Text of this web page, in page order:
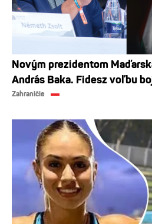
Novým prezidentom
András Baka. Fidesz voľbu
Zahraničie